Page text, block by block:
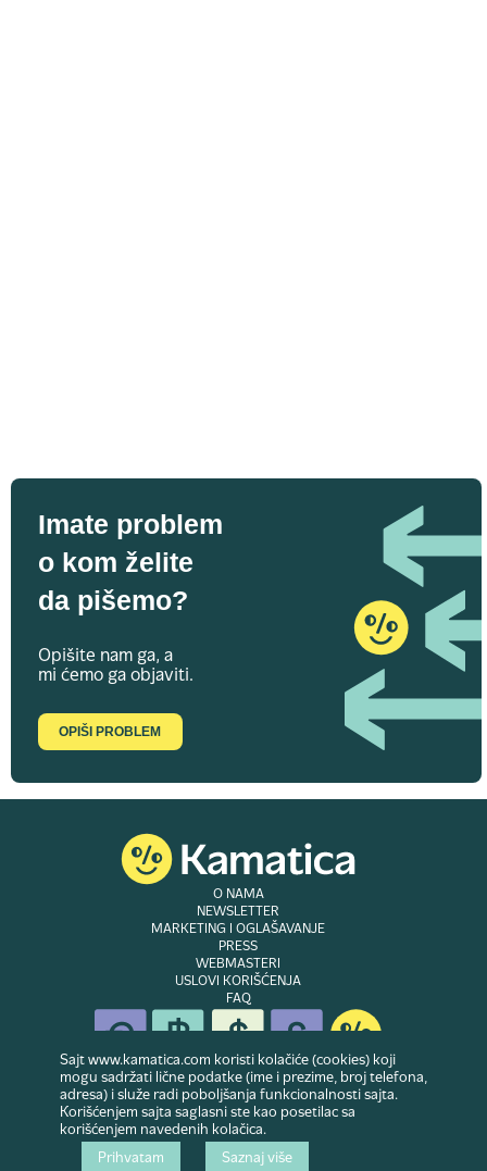
Imate problem
o kom želite
da pišemo?
Opišite nam ga, a
mi ćemo ga objaviti.
OPIŠI PROBLEM
O NAMA
NEWSLETTER
MARKETING I OGLAŠAVANJE
PRESS
WEBMASTERI
USLOVI KORIŠĆENJA
FAQ
© Copyright 2007-2026. Website developed & owned byDubes doo
zadržana
Sajt www.kamatica.com koristi kolačiće (cookies) koji
mogu sadržati lične podatke (ime i prezime, broj telefona,
adresa) i služe radi poboljšanja funkcionalnosti sajta.
Korišćenjem sajta saglasni ste kao posetilac sa
korišćenjem navedenih kolačica.
Prihvatam Saznaj više